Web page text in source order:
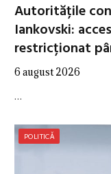
Autoritățile
Iankovski:
restricționat
6 august 2026
…
POLITICĂ